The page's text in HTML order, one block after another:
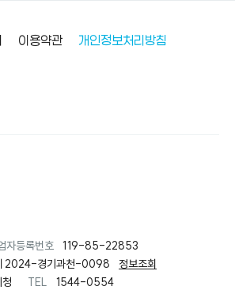
이용약관
개인정보처리방침
자등록번호
119-85-22853
2024-경기과천-0098
정보조회
TEL 1544-0554